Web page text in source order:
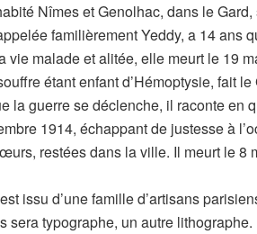
Nîmes et Genolhac, dans le
familièrement Yeddy, a 14 ans
vie malade et alitée, elle meurt le 19
étant enfant d’Hémoptysie, fait
la guerre se déclenche, il raconte en
1914, échappant de justesse à
restées dans la ville. Il meurt le 8
issu d’une famille d’artisans
sera typographe, un autre